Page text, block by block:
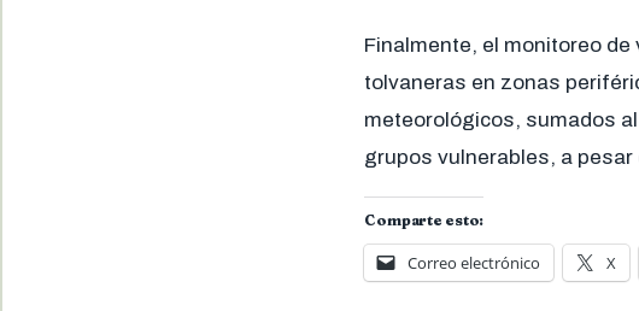
Finalmente, el monitoreo
tolvaneras en zonas
meteorológicos, sumados
grupos vulnerables, a
Comparte esto:
Correo electrónico X